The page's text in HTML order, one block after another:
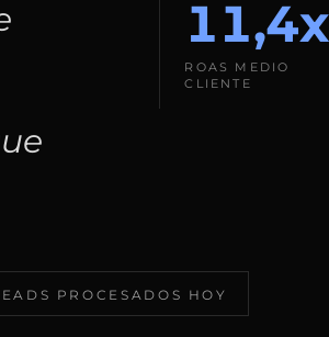
11,4x
ROAS MEDIO
CLIENTE
PROCESADOS HOY